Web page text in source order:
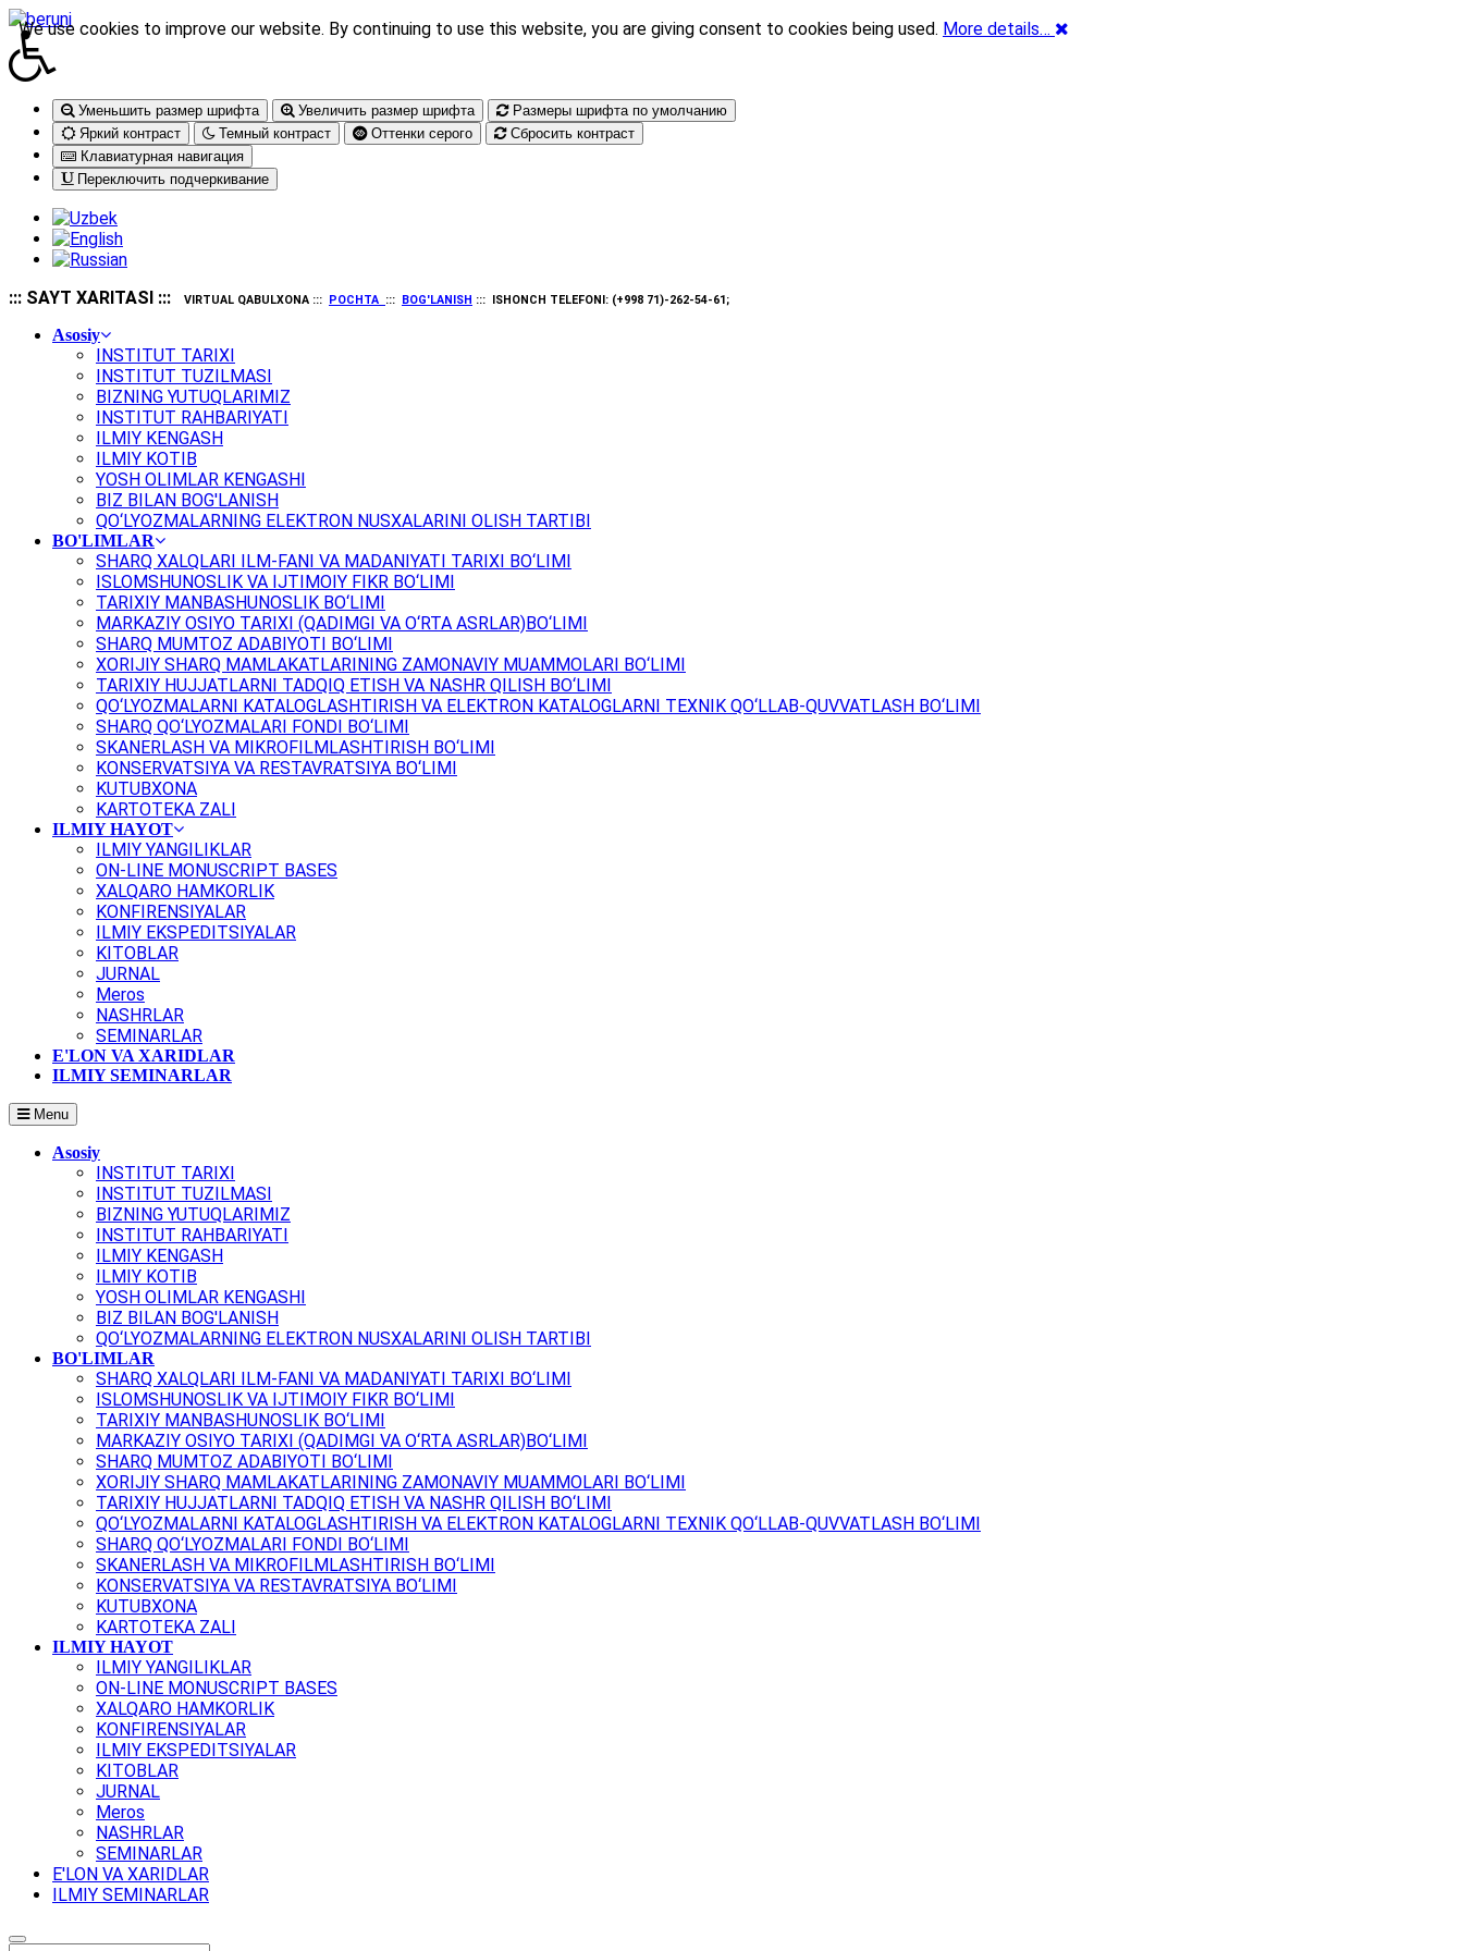
Уменьшить размер шрифта Увеличить размер шрифта
Размеры шрифта по умолчанию
Яркий контраст
Темный контраст Оттенки серого
Сбросить контраст
Клавиатурная навигация
Переключить подчеркивание
::: SAYT XARITASI ::: VIRTUAL QABULXONA ::: POCHTA ::: BOG'LANISH ::: ISHONCH TELEFONI: (+998 71)-262-54-61;
Asosiy
INSTITUT TARIXI
INSTITUT TUZILMASI
BIZNING YUTUQLARIMIZ
INSTITUT RAHBARIYATI
ILMIY KENGASH
ILMIY KOTIB
YOSH OLIMLAR KENGASHI
BIZ BILAN BOG'LANISH
QO‘LYOZMALARNING ELEKTRON NUSXALARINI OLISH TARTIBI
BO'LIMLAR
SHARQ XALQLARI ILM-FANI VA MADANIYATI TARIXI BO‘LIMI
ISLOMSHUNOSLIK VA IJTIMOIY FIKR BO‘LIMI
TARIXIY MANBASHUNOSLIK BO‘LIMI
MARKAZIY OSIYO TARIXI (QADIMGI VA O‘RTA ASRLAR)BO‘LIMI
SHARQ MUMTOZ ADABIYOTI BO‘LIMI
XORIJIY SHARQ MAMLAKATLARINING ZAMONAVIY MUAMMOLARI BO‘LIMI
TARIXIY HUJJATLARNI TADQIQ ETISH VA NASHR QILISH BO‘LIMI
QO‘LYOZMALARNI KATALOGLASHTIRISH VA ELEKTRON KATALOGLARNI TEXNIK QO‘LLAB-QUVVATLASH BO‘LIMI
SHARQ QO‘LYOZMALARI FONDI BO‘LIMI
SKANERLASH VA MIKROFILMLASHTIRISH BO‘LIMI
KONSERVATSIYA VA RESTAVRATSIYA BO‘LIMI
KUTUBXONA
KARTOTEKA ZALI
ILMIY HAYOT
ILMIY YANGILIKLAR
ON-LINE MONUSCRIPT BASES
XALQARO HAMKORLIK
KONFIRENSIYALAR
ILMIY EKSPEDITSIYALAR
KITOBLAR
JURNAL
Meros
NASHRLAR
SEMINARLAR
E'LON VA XARIDLAR
ILMIY SEMINARLAR
Menu
Asosiy
INSTITUT TARIXI
INSTITUT TUZILMASI
BIZNING YUTUQLARIMIZ
INSTITUT RAHBARIYATI
ILMIY KENGASH
ILMIY KOTIB
YOSH OLIMLAR KENGASHI
BIZ BILAN BOG'LANISH
QO‘LYOZMALARNING ELEKTRON NUSXALARINI OLISH TARTIBI
BO'LIMLAR
SHARQ XALQLARI ILM-FANI VA MADANIYATI TARIXI BO‘LIMI
ISLOMSHUNOSLIK VA IJTIMOIY FIKR BO‘LIMI
TARIXIY MANBASHUNOSLIK BO‘LIMI
MARKAZIY OSIYO TARIXI (QADIMGI VA O‘RTA ASRLAR)BO‘LIMI
SHARQ MUMTOZ ADABIYOTI BO‘LIMI
XORIJIY SHARQ MAMLAKATLARINING ZAMONAVIY MUAMMOLARI BO‘LIMI
TARIXIY HUJJATLARNI TADQIQ ETISH VA NASHR QILISH BO‘LIMI
QO‘LYOZMALARNI KATALOGLASHTIRISH VA ELEKTRON KATALOGLARNI TEXNIK QO‘LLAB-QUVVATLASH BO‘LIMI
SHARQ QO‘LYOZMALARI FONDI BO‘LIMI
SKANERLASH VA MIKROFILMLASHTIRISH BO‘LIMI
KONSERVATSIYA VA RESTAVRATSIYA BO‘LIMI
KUTUBXONA
KARTOTEKA ZALI
ILMIY HAYOT
ILMIY YANGILIKLAR
ON-LINE MONUSCRIPT BASES
XALQARO HAMKORLIK
KONFIRENSIYALAR
ILMIY EKSPEDITSIYALAR
KITOBLAR
JURNAL
Meros
NASHRLAR
SEMINARLAR
E'LON VA XARIDLAR
ILMIY SEMINARLAR
We use cookies to improve our website. By continuing to use this website, you are giving consent to cookies being used. More details…